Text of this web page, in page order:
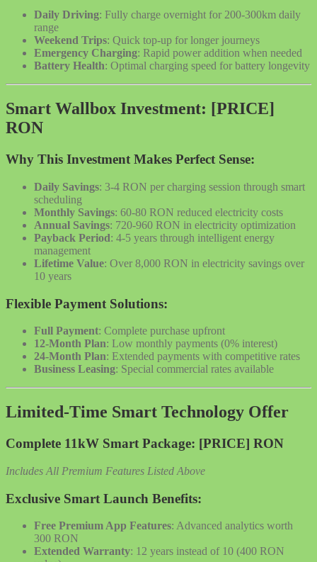
Daily Driving: Fully charge overnight for 200-300km daily
range
Weekend Trips: Quick top-up for longer journeys
Emergency Charging: Rapid power addition when needed
Battery Health: Optimal charging speed for battery longevity
Smart Wallbox Investment: [PRICE]
RON
Why This Investment Makes Perfect Sense:
Daily Savings: 3-4 RON per charging session through smart
scheduling
Monthly Savings: 60-80 RON reduced electricity costs
Annual Savings: 720-960 RON in electricity optimization
Payback Period: 4-5 years through intelligent energy
management
Lifetime Value: Over 8,000 RON in electricity savings over
10 years
Flexible Payment Solutions:
Full Payment: Complete purchase upfront
12-Month Plan: Low monthly payments (0% interest)
24-Month Plan: Extended payments with competitive rates
Business Leasing: Special commercial rates available
Limited-Time Smart Technology Offer
Complete 11kW Smart Package: [PRICE] RON
Includes All Premium Features Listed Above
Exclusive Smart Launch Benefits:
Free Premium App Features: Advanced analytics worth
300 RON
Extended Warranty: 12 years instead of 10 (400 RON